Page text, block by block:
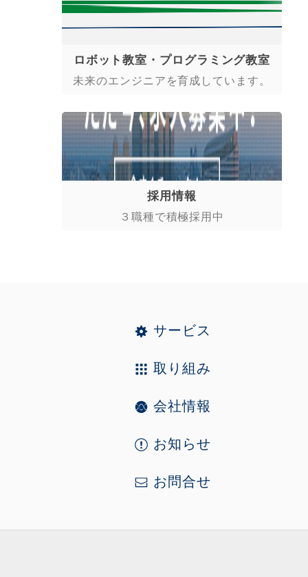
ロボット教室・プログラミング教室
未来のエンジニアを育成しています。
採用情報
３職種で積極採用中
サービス
取り組み
会社情報
お知らせ
お問合せ